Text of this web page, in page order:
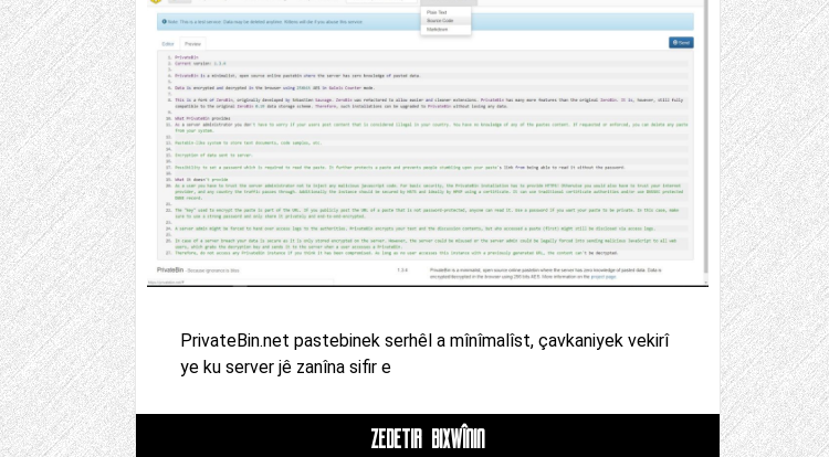
PrivateBin.net pastebinek serhêl a mînîmalîst, çavkaniyek vekirî
ye ku server jê zanîna sifir e
ZÊDETIR BIXWÎNIN